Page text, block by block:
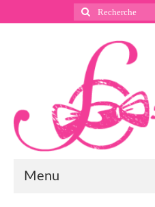
Rechercher
:
Menu